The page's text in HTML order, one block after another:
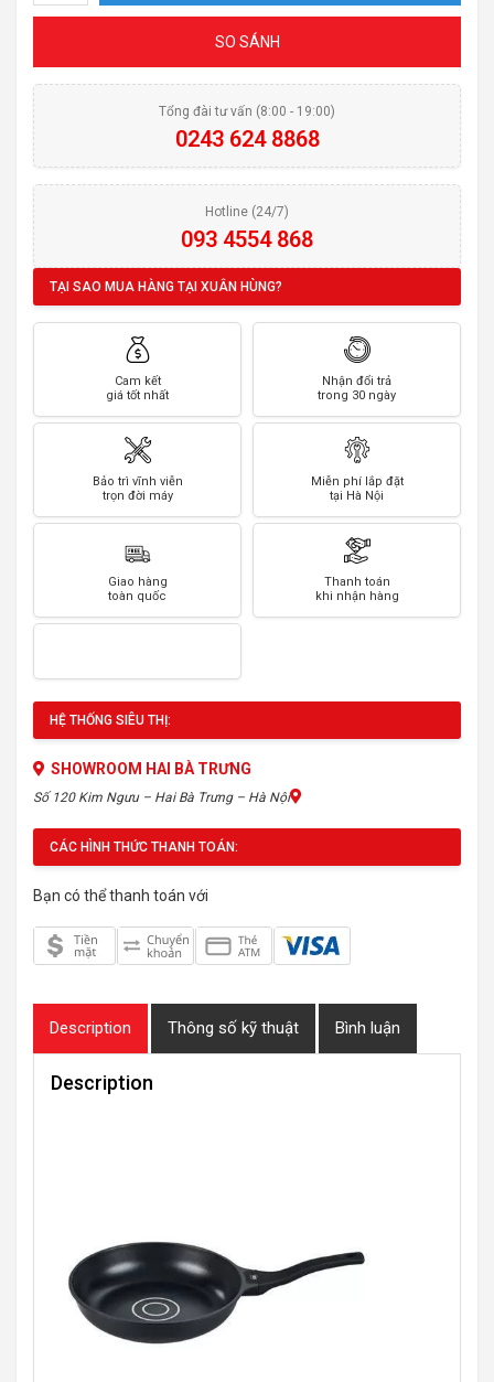
SO SÁNH
Tổng đài tư vấn (8:00 - 19:00)
0243 624 8868
Hotline (24/7)
093 4554 868
TẠI SAO MUA HÀNG TẠI XUÂN HÙNG?
Cam kết
giá tốt nhất
Nhận đổi trả
trong 30 ngày
Bảo trì vĩnh viễn
trọn đời máy
Miễn phí lắp đặt
tại Hà Nội
Giao hàng
toàn quốc
Thanh toán
khi nhận hàng
HỆ THỐNG SIÊU THỊ:
SHOWROOM HAI BÀ TRƯNG
Số 120 Kim Ngưu – Hai Bà Trưng – Hà Nội
CÁC HÌNH THỨC THANH TOÁN:
Bạn có thể thanh toán với
Description Thông số kỹ thuật Bình luận
Description